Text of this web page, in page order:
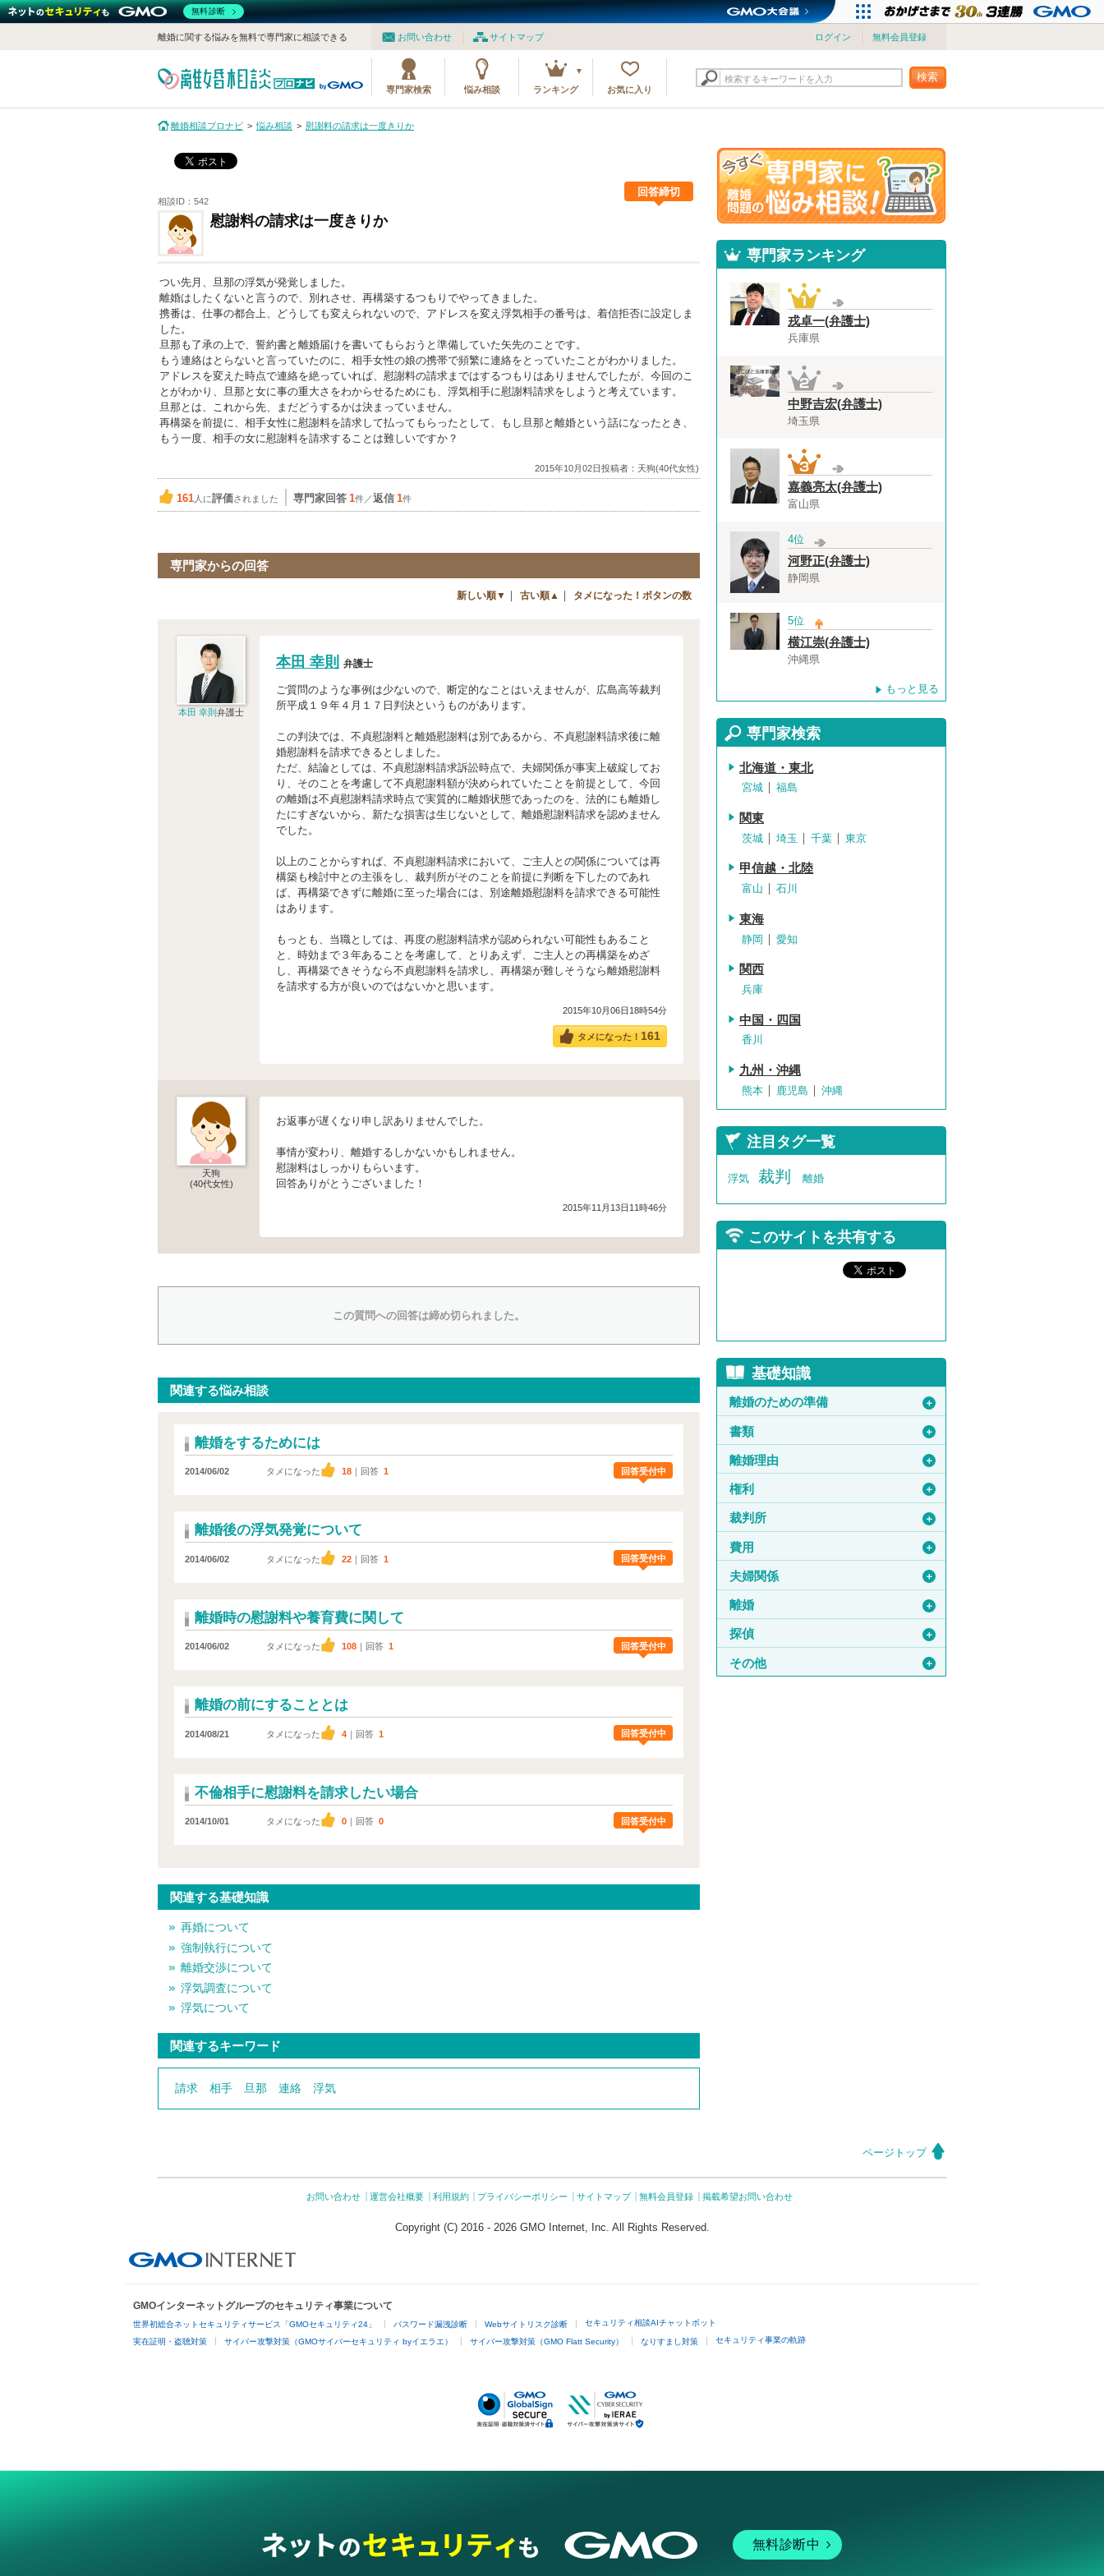
お問い合わせ サイトマップ ログイン 無料会員登録
離婚に関する悩みを無料で専門家に相談できる
専門家検索 悩み相談 ランキング お気に入り
検索するキーワードを入力 検索
離婚相談プロナビ 悩み相談 慰謝料の請求は一度きりか
相談ID：542
回答締切
慰謝料の請求は一度きりか
つい先月、旦那の浮気が発覚しました。
離婚はしたくないと言うので、別れさせ、再構築するつもりでやってきました。
携番は、仕事の都合上、どうしても変えられないので、アドレスを変え浮気相手の番号は、着信拒否に設定しま
した。
旦那も了承の上で、誓約書と離婚届けを書いてもらおうと準備していた矢先のことです。
もう連絡はとらないと言っていたのに、相手女性の娘の携帯で頻繁に連絡をとっていたことがわかりました。
アドレスを変えた時点で連絡を絶っていれば、慰謝料の請求まではするつもりはありませんでしたが、今回のこ
とがわかり、旦那と女に事の重大さをわからせるためにも、浮気相手に慰謝料請求をしようと考えています。
旦那とは、これから先、まだどうするかは決まっていません。
再構築を前提に、相手女性に慰謝料を請求して払ってもらったとして、もし旦那と離婚という話になったとき、
もう一度、相手の女に慰謝料を請求することは難しいですか？
2015年10月02日投稿者：天狗(40代女性)
161 人に評価されました 専門家回答 1件／返信 1件
専門家からの回答
新しい順▼ ｜ 古い順▲ ｜ タメになった！ボタンの数
本田 幸則 弁護士
本田 幸則 弁護士
ご質問のような事例は少ないので、断定的なことはいえませんが、広島高等裁判
所平成１９年４月１７日判決というものがあります。
この判決では、不貞慰謝料と離婚慰謝料は別であるから、不貞慰謝料請求後に離
婚慰謝料を請求できるとしました。
ただ、結論としては、不貞慰謝料請求訴訟時点で、夫婦関係が事実上破綻してお
り、そのことを考慮して不貞慰謝料額が決められていたことを前提として、今回
の離婚は不貞慰謝料請求時点で実質的に離婚状態であったのを、法的にも離婚し
たにすぎないから、新たな損害は生じないとして、離婚慰謝料請求を認めません
でした。
以上のことからすれば、不貞慰謝料請求において、ご主人との関係については再
構築も検討中との主張をし、裁判所がそのことを前提に判断を下したのであれ
ば、再構築できずに離婚に至った場合には、別途離婚慰謝料を請求できる可能性
はあります。
もっとも、当職としては、再度の慰謝料請求が認められない可能性もあること
と、時効まで３年あることを考慮して、とりあえず、ご主人との再構築をめざ
し、再構築できそうなら不貞慰謝料を請求し、再構築が難しそうなら離婚慰謝料
を請求する方が良いのではないかと思います。
2015年10月06日18時54分
タメになった！ 161
天狗
(40代女性)
お返事が遅くなり申し訳ありませんでした。
事情が変わり、離婚するしかないかもしれません。
慰謝料はしっかりもらいます。
回答ありがとうございました！
2015年11月13日11時46分
この質問への回答は締め切られました。
関連する悩み相談
離婚をするためには
2014/06/02 タメになった 18 ｜回答 1 回答受付中
離婚後の浮気発覚について
2014/06/02 タメになった 22 ｜回答 1 回答受付中
離婚時の慰謝料や養育費に関して
2014/06/02 タメになった 108 ｜回答 1 回答受付中
離婚の前にすることとは
2014/08/21 タメになった 4 ｜回答 1 回答受付中
不倫相手に慰謝料を請求したい場合
2014/10/01 タメになった 0 ｜回答 0 回答受付中
関連する基礎知識
再婚について
強制執行について
離婚交渉について
浮気調査について
浮気について
関連するキーワード
請求 相手 旦那 連絡 浮気
専門家ランキング
戎卓一(弁護士)
兵庫県
中野吉宏(弁護士)
埼玉県
嘉義亮太(弁護士)
富山県
4位
河野正(弁護士)
静岡県
5位
横江崇(弁護士)
沖縄県
もっと見る
専門家検索
北海道・東北
宮城 福島
関東
茨城 埼玉 千葉 東京
甲信越・北陸
富山 石川
東海
静岡 愛知
関西
兵庫
中国・四国
香川
九州・沖縄
熊本 鹿児島 沖縄
注目タグ一覧
浮気 裁判 離婚
このサイトを共有する
基礎知識
離婚のための準備 ＋
書類 ＋
離婚理由 ＋
権利 ＋
裁判所 ＋
費用 ＋
夫婦関係 ＋
離婚 ＋
探偵 ＋
その他 ＋
ページトップ
お問い合わせ 運営会社概要 利用規約 プライバシーポリシー サイトマップ 無料会員登録 掲載希望お問い合わせ
Copyright (C) 2016 - 2026 GMO Internet, Inc. All Rights Reserved.
GMOインターネットグループのセキュリティ事業について
世界初総合ネットセキュリティサービス「GMOセキュリティ24」 パスワード漏洩診断 Webサイトリスク診断 セキュリティ相談AIチャットボット
実在証明・盗聴対策 サイバー攻撃対策（GMOサイバーセキュリティ byイエラエ） サイバー攻撃対策（GMO Flatt Security） なりすまし対策 セキュリティ事業の軌跡
無料診断中
無料診断